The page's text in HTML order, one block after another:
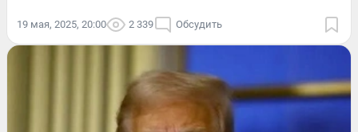
19 мая, 2025, 20:00 2 339 Обсудить